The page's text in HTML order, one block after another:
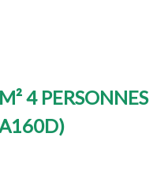
4 PERSONNES
)